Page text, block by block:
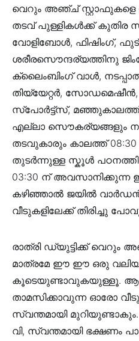
വെറും അഞ്ച്
തടവ്‌ പുള്ളികള്‍ക്ക് കുതിര
വോളിബോള്‍, ഫിഷിംഗ്,
ശരീരസൌന്ദര്യത്തിനു
ക്ലൈംബിംഗ് വാള്‍,
തിയ്യേറ്റര്‍, സോഡമെഷീന്‍,
സ്പോര്‍ട്ട്സ്, മഞ്ഞുകാലത്ത്
എല്ലാ സൌകര്യങ്ങളും
തടവുകാരും കാലത്ത്
തുടര്‍ന്നുള്ള സ്കൂള്‍
03:30 ന് അവസാനിക്കുന്ന
കഴിഞ്ഞാല്‍ ജയില്‍
വീടുകളിലേക്ക് തിരിച്ചു
രാത്രി ഡ്യുട്ടിക്ക് വെറും
മാത്രമേ ഈ ഈ ഒരു വലിയ
കൂടെയുണ്ടാവുകയുള്ളൂ.
താമസിക്കാവുന്ന ഓരോ
സ്വന്തമായി മുറിയുണ്ടാകും.
വി, സ്വന്തമായി ഭക്ഷണം